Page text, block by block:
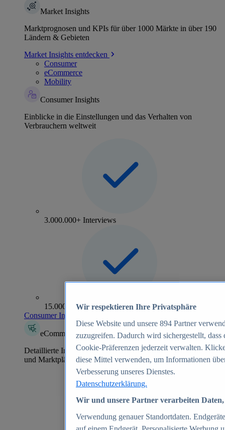
Market Insights
Marktprognosen und KPIs für über 1000 Märkte in über 190
Ländern & Gebieten
Market Insights entdecken
Consumer
eCommerce
Mobility
Consumer Insights
Einblicke in die Einstellungen und das Verhalten von
Verbrauchern weltweit
3.000.000+ Interviews
15.000+ Marken
Consumer Insights entdecken
eCommerce Insights
Detaillierte Informationen zu mehr als 39.000 Online-Shops
und Marktplätzen
Wir respektieren Ihre Privatsphäre
Diese Website und unsere 894 Partner
zuzugreifen. Dadurch wird sichergestellt,
Cookie-Präferenzen jederzeit verwalten.
diese Mittel verwenden, um Informationen
Verbesserung unseres Dienstes.
Datenschutzerklärung.
Wir und unsere Partner verarbeiten
Verwendung genauer Standortdaten.